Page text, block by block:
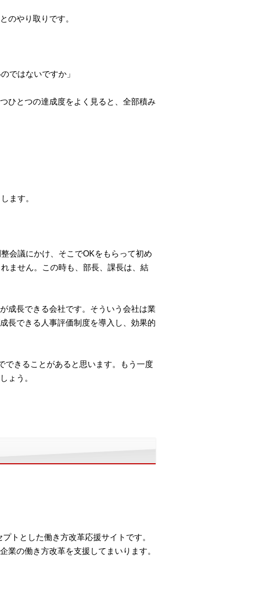
のやり取りです。
ではないですか」
ひとつの達成度をよく見ると、全部積み
ます。
会議にかけ、そこでOKをもらって初め
ません。この時も、部長、課長は、結
成長できる会社です。そういう会社は業
長できる人事評価制度を導入し、効果的
できることがあると思います。もう一度
ょう。
トとした働き方改革応援サイトです。
業の働き方改革を支援してまいります。